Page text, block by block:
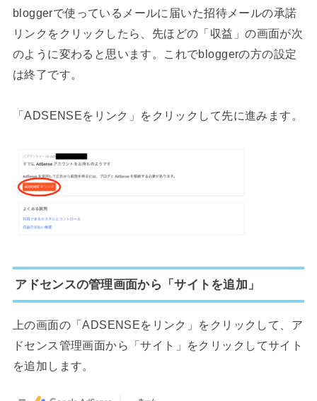
bloggerで使っているメールに届いた招待メールの承諾
リンクをクリックしたら、先ほどの「収益」の画面が次
のように変わると思います。これでbloggerの方の設定
は終了です。
「ADSENSEをリンク」をクリックして先に進みます。
アドセンスの管理画面から「サイトを追加」
上の画面の「ADSENSEをリンク」をクリックして、ア
ドセンス管理画面から「サイト」をクリックしてサイト
を追加します。